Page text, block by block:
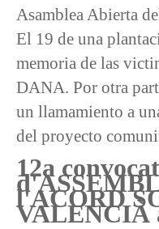
Asamblea Abierta
El 19 de una
memoria de las
DANA. Por otra
un llamamiento a
del proyecto
12a
l'ACORD
VALENCIÀ